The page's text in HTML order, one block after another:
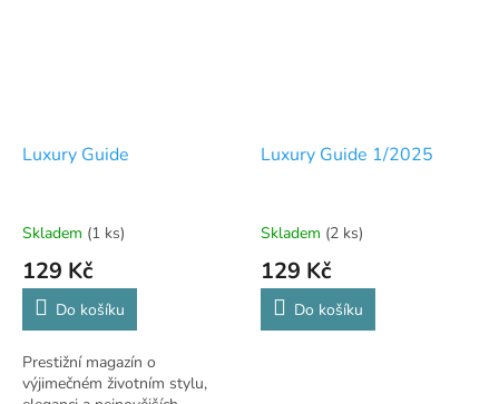
Luxury Guide
Skladem (1 ks)
129 Kč
Do košíku
Prestižní magazín o
výjimečném životním stylu,
Luxury Guide 1/2025
Skladem (2 ks)
129 Kč
Do košíku